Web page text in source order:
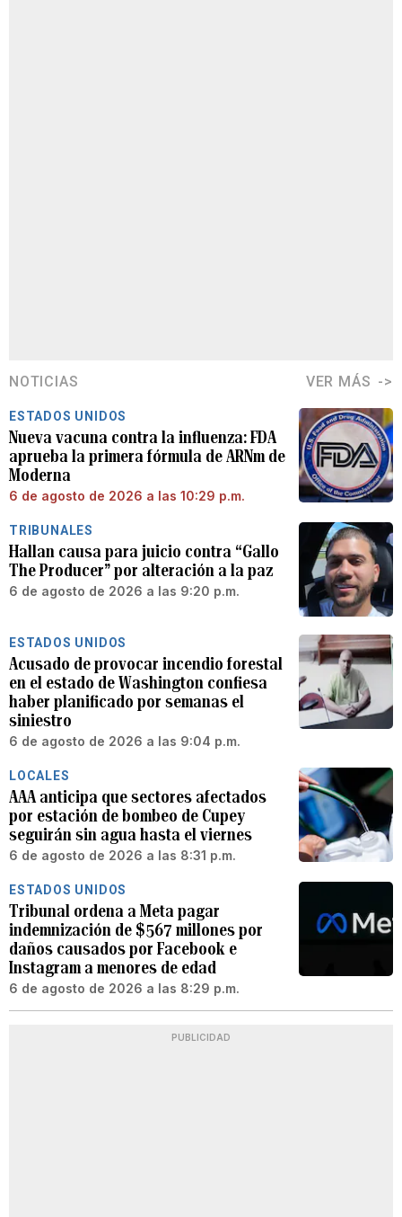
NOTICIAS VER MÁS
ESTADOS UNIDOS
Nueva vacuna contra la influenza: FDA
aprueba la primera fórmula de ARNm de
Moderna
6 de agosto de 2026 a las 10:29 p.m.
TRIBUNALES
Hallan causa para juicio contra “Gallo
The Producer” por alteración a la paz
6 de agosto de 2026 a las 9:20 p.m.
ESTADOS UNIDOS
Acusado de provocar incendio forestal
en el estado de Washington confiesa
haber planificado por semanas el
siniestro
6 de agosto de 2026 a las 9:04 p.m.
LOCALES
AAA anticipa que sectores afectados
por estación de bombeo de Cupey
seguirán sin agua hasta el viernes
6 de agosto de 2026 a las 8:31 p.m.
ESTADOS UNIDOS
Tribunal ordena a Meta pagar
indemnización de $567 millones por
daños causados por Facebook e
Instagram a menores de edad
6 de agosto de 2026 a las 8:29 p.m.
PUBLICIDAD